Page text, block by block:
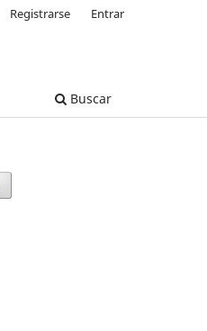
Buscar
Registrarse Entrar